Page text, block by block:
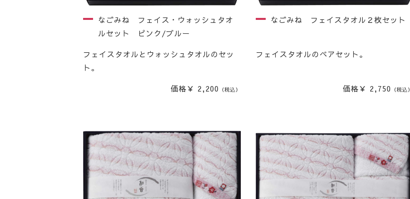
なごみね フェイス・ウォッシュタオ
ルセット ピンク/ブルー
フェイスタオルとウォッシュタオルのセッ
ト。
価格￥ 2,200 （税込）
なごみね フェイスタオル２枚セット
フェイスタオルのペアセット。
価格￥ 2,750 （税込）